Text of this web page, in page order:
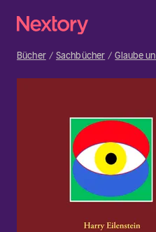
Bücher Sachbücher Glaube